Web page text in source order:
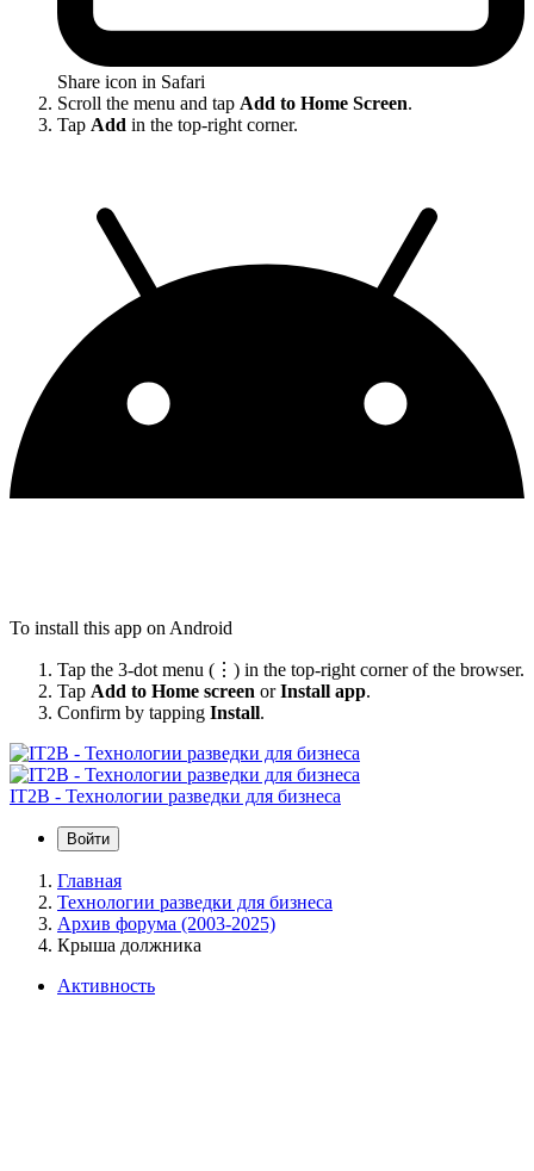
Share icon in Safari
Scroll the menu and tap Add to Home Screen.
Tap Add in the top-right corner.
To install this app on Android
Tap the 3-dot menu (⋮) in the top-right corner of the browser.
Tap Add to Home screen orInstall app.
Confirm by tapping Install.
IT2B - Технологии разведки для бизнеса
Войти
Главная
Технологии разведки для бизнеса
Архив форума (2003-2025)
Крыша должника
Активность